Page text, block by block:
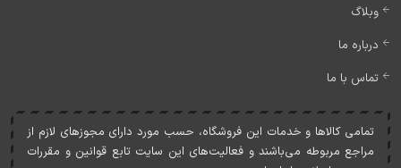
وبلاگ
درباره ما
تماس با ما
تمامی کالاها و خدمات اين فروشگاه، حسب مورد دارای مجوزهای لازم از
مراجع مربوطه می‌باشند و فعاليت‌های اين سايت تابع قوانين و مقررات